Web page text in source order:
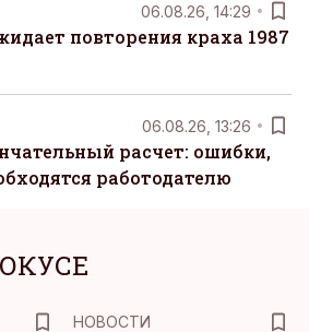
06.08.26, 14:29
повторения краха 1987
06.08.26, 13:26
расчет: ошибки,
работодателю
НОВОСТИ